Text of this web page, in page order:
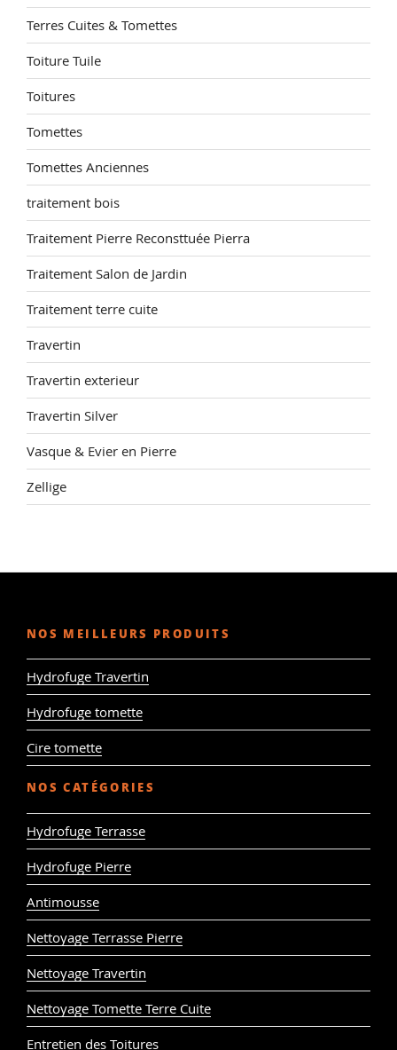
Terres Cuites & Tomettes
Toiture Tuile
Toitures
Tomettes
Tomettes Anciennes
traitement bois
Traitement Pierre Reconsttuée Pierra
Traitement Salon de Jardin
Traitement terre cuite
Travertin
Travertin exterieur
Travertin Silver
Vasque & Evier en Pierre
Zellige
NOS MEILLEURS PRODUITS
Hydrofuge Travertin
Hydrofuge tomette
Cire tomette
NOS CATÉGORIES
Hydrofuge Terrasse
Hydrofuge Pierre
Antimousse
Nettoyage Terrasse Pierre
Nettoyage Travertin
Nettoyage Tomette Terre Cuite
Entretien des Toitures